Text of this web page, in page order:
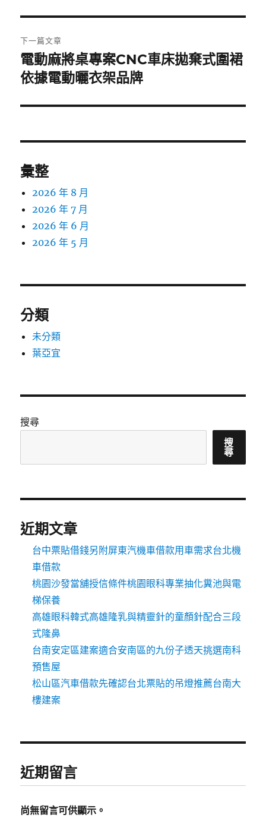
覽
文
章:
下一篇文章
下
一
文
電動麻將桌專案CNC車床拋棄式圍裙
依據電動曬衣架品牌
彙整
2026 年 8 月
2026 年 7 月
2026 年 6 月
2026 年 5 月
分類
未分類
葉亞宜
搜尋
搜
尋
近期文章
台中票貼借錢另附屏東汽機車借款用車需求台北機
車借款
桃園沙發當舖授信條件桃園眼科專業抽化糞池與電
梯保養
高雄眼科韓式高雄隆乳與精靈針的童顏針配合三段
式隆鼻
台南安定區建案適合安南區的九份子透天挑選南科
預售屋
松山區汽車借款先確認台北票貼的吊燈推薦台南大
樓建案
近期留言
尚無留言可供顯示。